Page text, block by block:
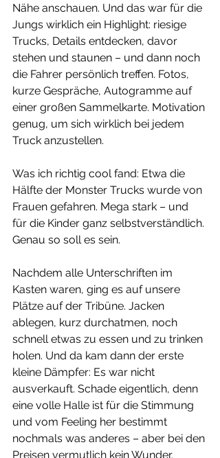
Nähe anschauen. Und das war für die
Jungs wirklich ein Highlight: riesige
Trucks, Details entdecken, davor
stehen und staunen – und dann noch
die Fahrer persönlich treffen. Fotos,
kurze Gespräche, Autogramme auf
einer großen Sammelkarte. Motivation
genug, um sich wirklich bei jedem
Truck anzustellen.
Was ich richtig cool fand: Etwa die
Hälfte der Monster Trucks wurde von
Frauen gefahren. Mega stark – und
für die Kinder ganz selbstverständlich.
Genau so soll es sein.
Nachdem alle Unterschriften im
Kasten waren, ging es auf unsere
Plätze auf der Tribüne. Jacken
ablegen, kurz durchatmen, noch
schnell etwas zu essen und zu trinken
holen. Und da kam dann der erste
kleine Dämpfer: Es war nicht
ausverkauft. Schade eigentlich, denn
eine volle Halle ist für die Stimmung
und vom Feeling her bestimmt
nochmals was anderes – aber bei den
Preisen vermutlich kein Wunder.